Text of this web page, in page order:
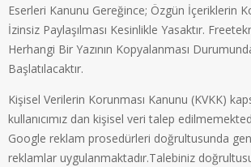
Eserleri Kanunu Gereğince; Özgün İçeriklerin
İzinsiz Paylaşılması Kesinlikle Yasaktır.
Herhangi Bir Yazının Kopyalanması
Başlatılacaktır.
Kişisel Verilerin Korunması Kanunu (KVKK)
kullanıcımız dan kişisel veri talep
Google reklam prosedürleri doğrultusunda
reklamlar uygulanmaktadır.Talebiniz